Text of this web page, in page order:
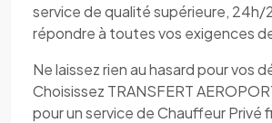
service de qualité supérieure, 24h/
répondre à toutes vos exigences
Ne laissez rien au hasard pour vos
Choisissez TRANSFERT
pour un service de Chauffeur Privé